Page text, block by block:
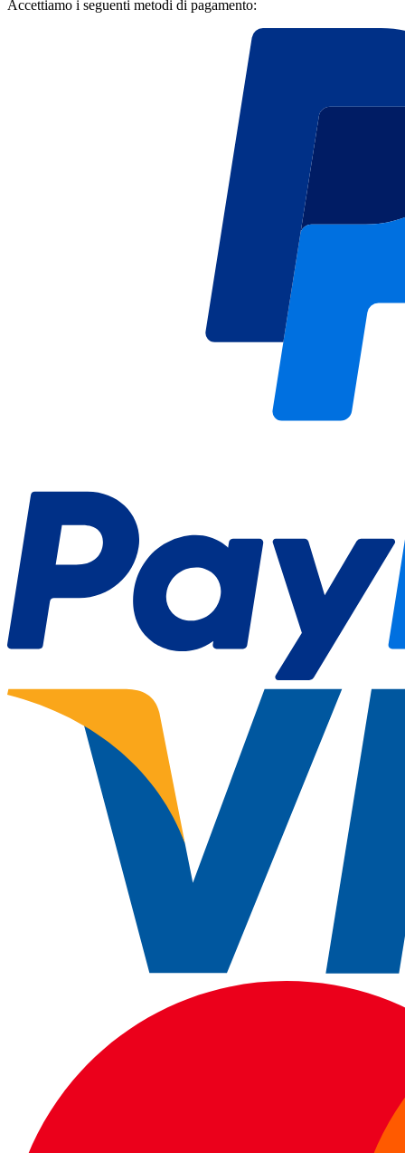
Accettiamo i seguenti metodi di pagamento: